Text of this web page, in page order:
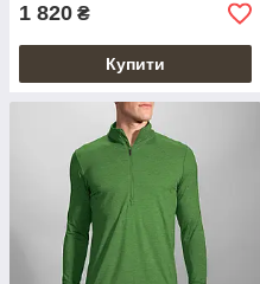
1 820 ₴
Купити